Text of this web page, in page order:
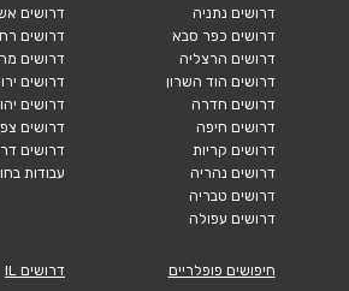
דרושים נתניה
דרושים כפר סבא
דרושים הרצליה
דרושים הוד השרון
דרושים חדרה
דרושים חיפה
דרושים קריות
דרושים נהריה
דרושים טבריה
דרושים עפולה
דרושים
דרושים
דרושים
דרושים
דרושים
דרושים
דרושים
עבודות
חיפושים פופלריים
דרושים IL